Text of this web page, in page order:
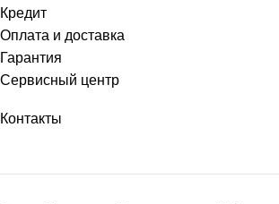
Кредит
Оплата и доставка
Гарантия
Сервисный центр
Контакты